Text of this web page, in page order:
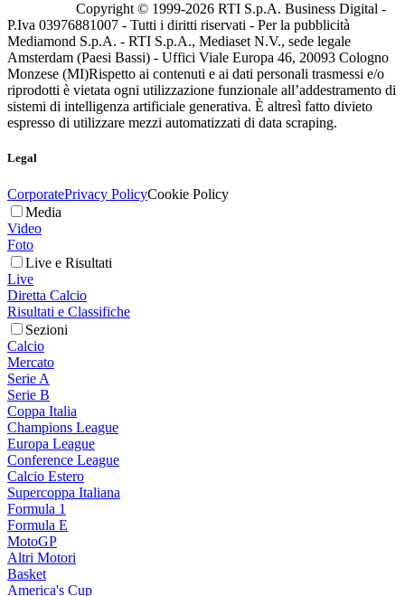
Copyright © 1999-2026 RTI S.p.A. Business Digital -
P.Iva 03976881007 - Tutti i diritti riservati - Per la pubblicità
Mediamond S.p.A. - RTI S.p.A., Mediaset N.V., sede legale
Amsterdam (Paesi Bassi) - Uffici Viale Europa 46, 20093 Cologno
Monzese (MI)Rispetto ai contenuti e ai dati personali trasmessi e/o
riprodotti è vietata ogni utilizzazione funzionale all’addestramento di
sistemi di intelligenza artificiale generativa. È altresì fatto divieto
espresso di utilizzare mezzi automatizzati di data scraping.
Legal
CorporatePrivacy PolicyCookie Policy
Media
Video
Foto
Live e Risultati
Live
Diretta Calcio
Risultati e Classifiche
Sezioni
Calcio
Mercato
Serie A
Serie B
Coppa Italia
Champions League
Europa League
Conference League
Calcio Estero
Supercoppa Italiana
Formula 1
Formula E
MotoGP
Altri Motori
Basket
America's Cup